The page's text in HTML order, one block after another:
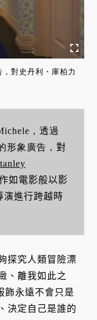
對史丹利・庫柏力
，透過
形象廣告， 對
如電影般以影
演進行跨越時
探究人類冒險漂
、離我如此之
飾永遠不會只是
決定自己是誰的